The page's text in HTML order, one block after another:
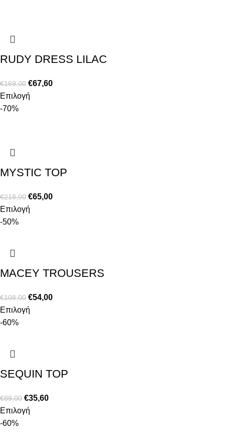
RUDY DRESS LILAC
€169,00 €67,60
Επιλογή
-70%
MYSTIC TOP
€218,00 €65,00
Επιλογή
-50%
MACEY TROUSERS
€108,00 €54,00
Επιλογή
-60%
SEQUIN TOP
€89,00 €35,60
Επιλογή
-60%